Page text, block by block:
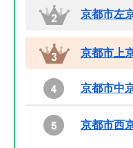
京都市左
京都市上
京都市中
京都市西